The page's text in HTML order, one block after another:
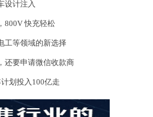
设计注入
800V 快充轻松
工等领域的新选择
还要申请微信收款商
划投入100亿走